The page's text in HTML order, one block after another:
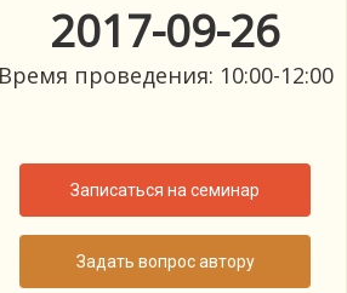
2017-09-26
Время проведения: 10:00-12:00
Записаться на семинар
Задать вопрос автору